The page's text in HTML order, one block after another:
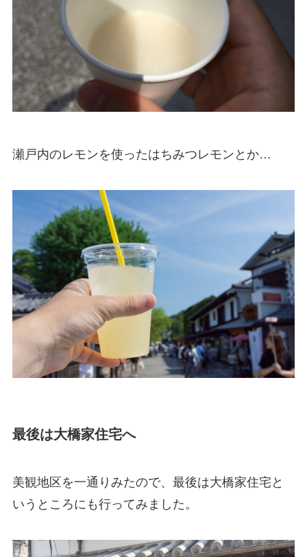
瀬戸内のレモンを使ったはちみつレモンとか…
最後は大橋家住宅へ
美観地区を一通りみたので、最後は大橋家住宅と
いうところにも行ってみました。